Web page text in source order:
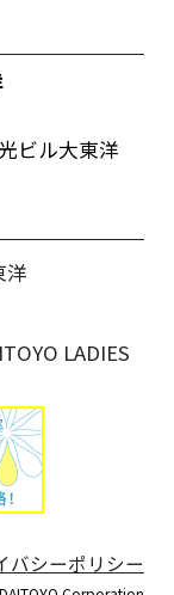
ビル大東洋
洋
LADIES
バシーポリシー